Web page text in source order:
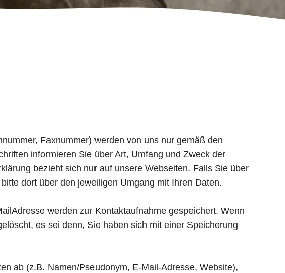
Faxnummer) werden von uns nur gemäß den
informieren Sie über Art, Umfang und Zweck der
bezieht sich nur auf unsere Webseiten. Falls Sie über
dort über den jeweiligen Umgang mit Ihren Daten.
werden zur Kontaktaufnahme gespeichert. Wenn
es sei denn, Sie haben sich mit einer Speicherung
ab (z.B. Namen/Pseudonym, E-Mail-Adresse, Website),